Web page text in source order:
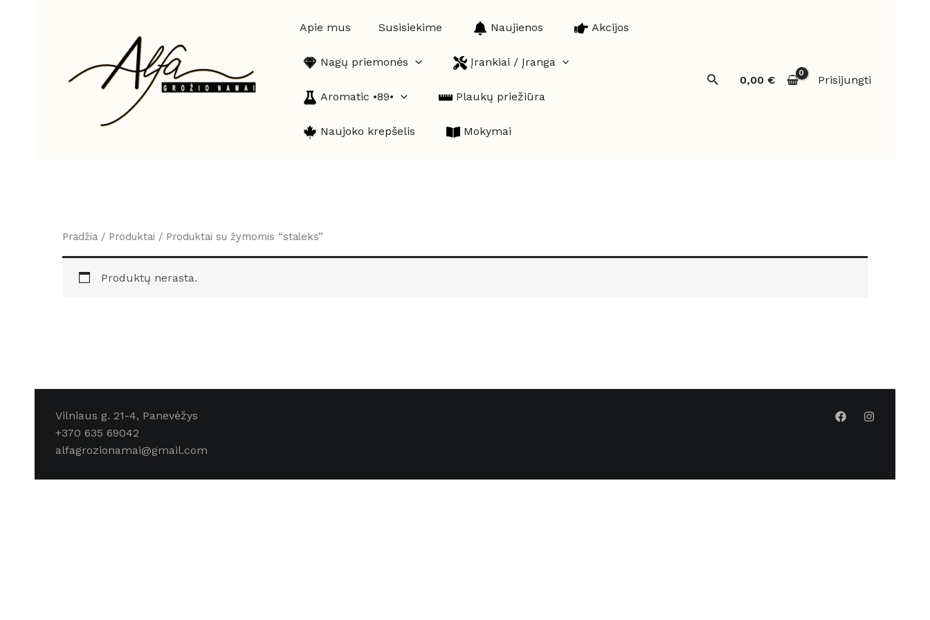
Apie mus Susisiekime Naujienos Akcijos
Nagų priemonės Įrankiai / Įranga
Aromatic •89• Plaukų priežiūra
Naujoko krepšelis Mokymai
Paieška0,00 € Prisijungti
Pradžia / Produktai / Produktai su žymomis “staleks”
Produktų nerasta.
Vilniaus g. 21-4, Panevėžys
+370 635 69042
alfagrozionamai@gmail.com